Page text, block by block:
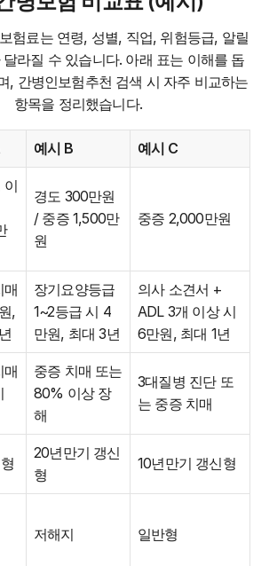
험료는 연령, 성별, 직업, 위험등급, 알릴
라질 수 있습니다. 아래 표는 이해를 돕
, 간병인보험추천 검색 시 자주 비교하는
항목을 정리했습니다.
예시 B 예시 C
이
경도 300만원
/ 중증 1,500만
원
중증 2,000만원
매
,
장기요양등급
1~2등급 시 4
만원, 최대 3년
의사 소견서 +
ADL 3개 이상 시
6만원, 최대 1년
매
중증 치매 또는
80% 이상 장
해
3대질병 진단 또
는 중증 치매
20년만기 갱신
형
10년만기 갱신형
저해지 일반형